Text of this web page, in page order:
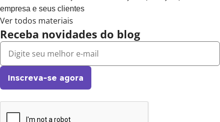
empresa e seus clientes
Ver todos materiais
Receba novidades do blog
Inscreva-se agora